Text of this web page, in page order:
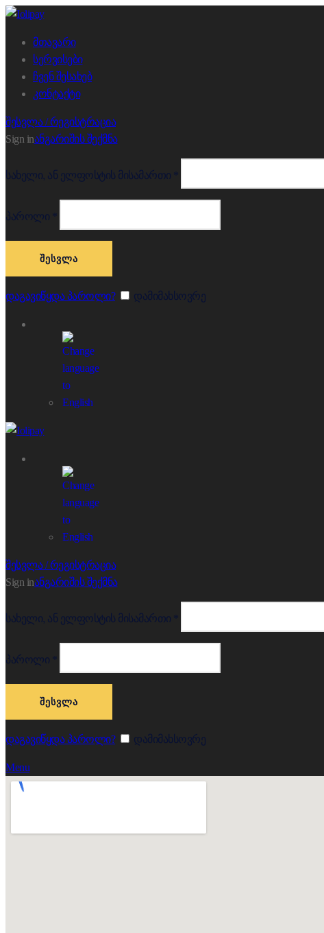
მთავარი
სერვისები
ჩვენ შესახებ
კონტაქტი
შესვლა / რეგისტრაცია
Sign inანგარიშის შექმნა
სახელი, ან ელფოსტის მისამართი
პაროლი
ᲨᲔᲡᲕᲚᲐ
დაგავიწყდა პაროლი? დამიმახსოვრე
შესვლა / რეგისტრაცია
Sign inანგარიშის შექმნა
სახელი, ან ელფოსტის მისამართი
პაროლი
ᲨᲔᲡᲕᲚᲐ
დაგავიწყდა პაროლი? დამიმახსოვრე
Menu